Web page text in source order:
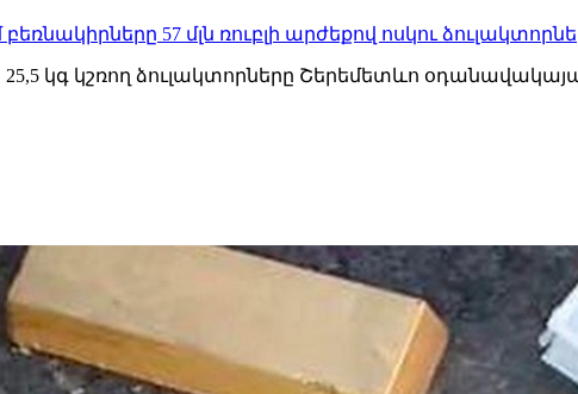
57 մլն ռուբլի արժեքով ոսկու
կգ կշռող ձուլակտորները Շերեմետևո